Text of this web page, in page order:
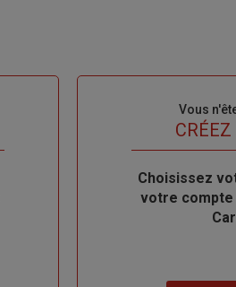
Vous
TITRE
Body
Choisissez
votre compte